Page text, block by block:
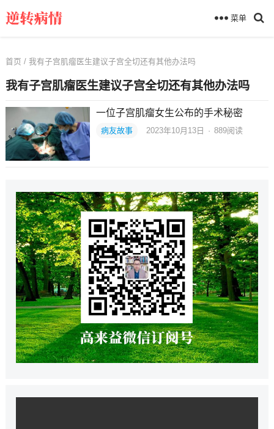
菜单
首页 / 我有子宫肌瘤医生建议子宫全切还有其他办法吗
我有子宫肌瘤医生建议子宫全切还有其他办法吗
一位子宫肌瘤女生公布的手术秘密
病友故事 2023年10月13日 · 889阅读